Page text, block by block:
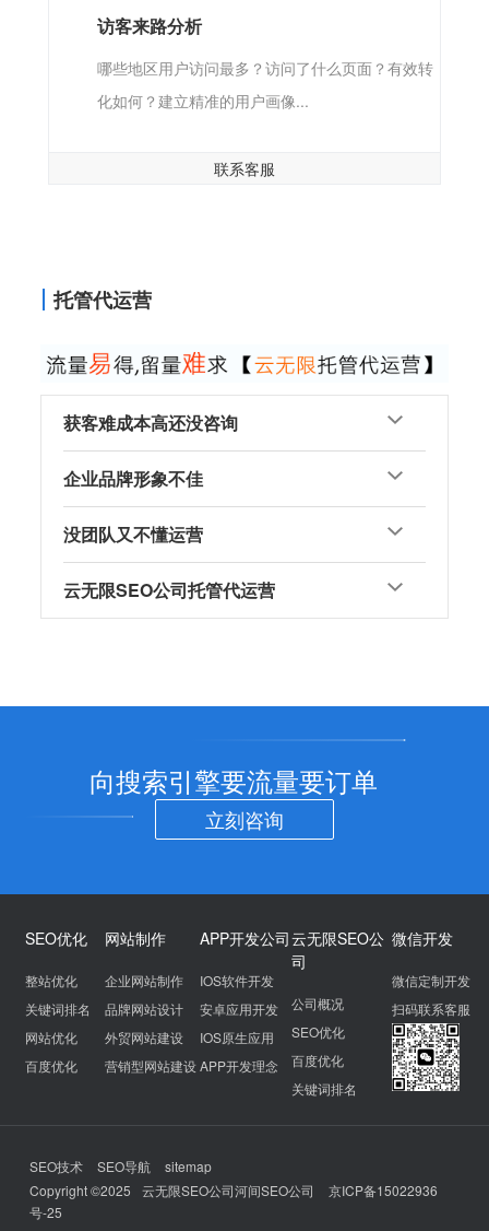
访客来路分析
哪些地区用户访问最多？访问了什么页面？有效转
化如何？建立精准的用户画像...
联系客服
托管代运营
获客难成本高还没咨询
企业品牌形象不佳
没团队又不懂运营
云无限SEO公司托管代运营
向搜索引擎要流量要订单
立刻咨询
SEO优化
整站优化
关键词排名
网站优化
百度优化
网站制作
企业网站制作
品牌网站设计
外贸网站建设
营销型网站建设
APP开发公司
IOS软件开发
安卓应用开发
IOS原生应用
APP开发理念
云无限SEO公
司
公司概况
SEO优化
百度优化
关键词排名
微信开发
微信定制开发
扫码联系客服
SEO技术 SEO导航
sitemap
Copyright ©2025
云无限SEO公司河间SEO公司
京ICP备15022936
号-25